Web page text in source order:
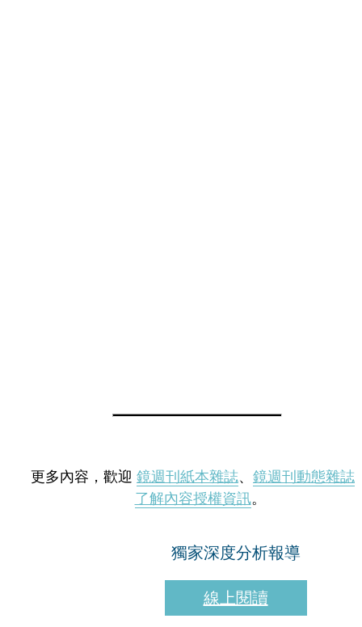
更多內容，歡迎 鏡週刊紙本雜誌、 鏡週刊動態雜誌
了解內容授權資訊。
獨家深度分析報導
線上閱讀